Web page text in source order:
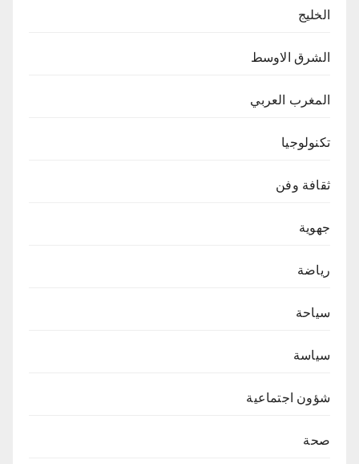
الخليج
الشرق الاوسط
المغرب العربي
تكنولوجيا
ثقافة وفن
جهوية
رياضة
سياحة
سياسة
شؤون اجتماعية
صحة